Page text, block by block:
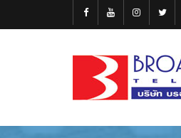
Thai